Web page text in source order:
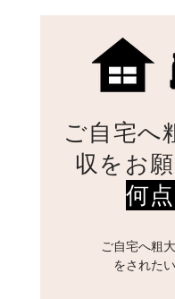
ご自宅へ
収をお
何
ご自宅へ粗
をされた